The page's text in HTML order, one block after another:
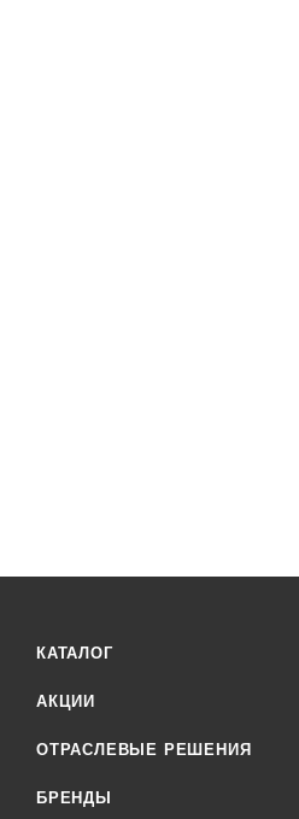
КАТАЛОГ
АКЦИИ
ОТРАСЛЕВЫЕ РЕШЕНИЯ
БРЕНДЫ